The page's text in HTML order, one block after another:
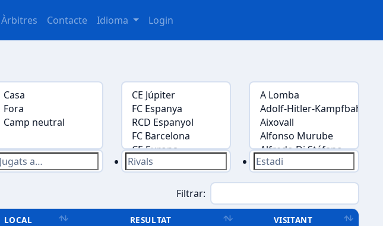
Àrbitres Contacte Idioma Login
Filtrar:
LOCAL RESULTAT VISITANT